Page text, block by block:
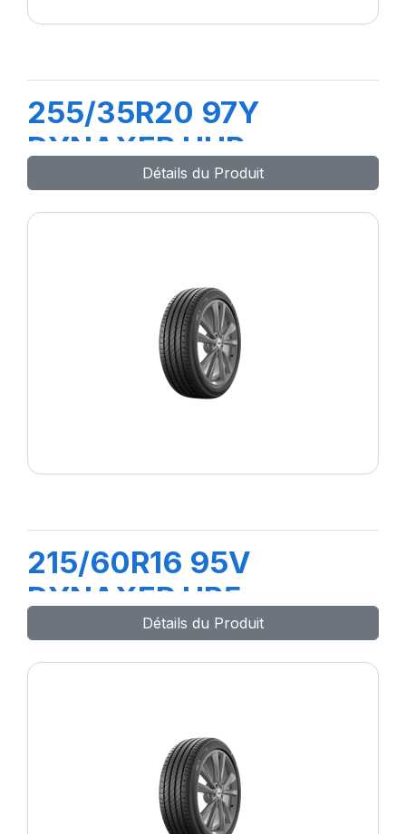
255/35R20 97Y
DYNAXER UHP
Détails du Produit
215/60R16 95V
DYNAXER HP5
Détails du Produit